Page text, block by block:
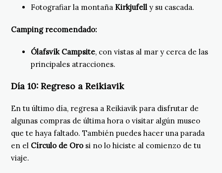
Fotografiar la montaña Kirkjufell y su cascada.
Camping recomendado:
Ólafsvík Campsite, con vistas al mar y cerca de las
principales atracciones.
Día 10: Regreso a Reikiavik
En tu último día, regresa a Reikiavik para disfrutar de
algunas compras de última hora o visitar algún museo
que te haya faltado. También puedes hacer una parada
en el Círculo de Orosi no lo hiciste al comienzo de tu
viaje.